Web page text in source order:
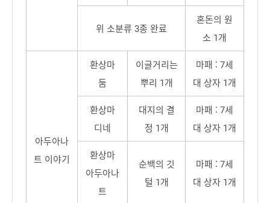
위 소분류 3종 완료
혼돈의 원
소 1개
아두아나
트 이야기
환상마
둠
이글거리는
뿌리 1개
마패 : 7세
대 상자 1개
환상마
디네
대지의 결
정 1개
마패 : 7세
대 상자 1개
환상마
아두아나
트
순백의 깃
털 1개
마패 : 7세
대 상자 1개